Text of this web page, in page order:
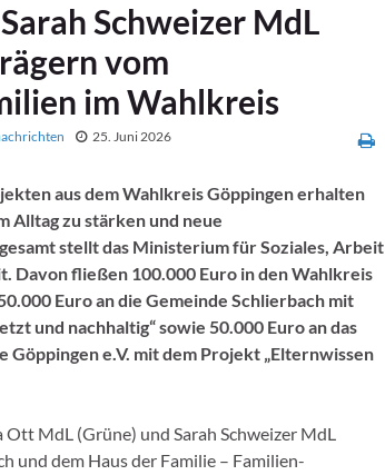
Schweizer MdL
vom
im Wahlkreis
25. Juni 2026
aus dem Wahlkreis Göppingen erhalten
Alltag zu stärken und neue
stellt das Ministerium für Soziales, Arbeit
Davon fließen 100.000 Euro in den Wahlkreis
Euro an die Gemeinde Schlierbach mit
und nachhaltig“ sowie 50.000 Euro an das
Göppingen e.V. mit dem Projekt „Elternwissen
MdL (Grüne) und Sarah Schweizer MdL
und dem Haus der Familie – Familien-